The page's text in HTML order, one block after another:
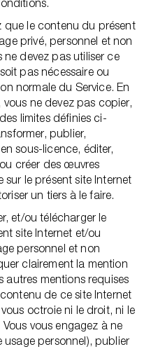
que le contenu du présent
privé, personnel et non
devez pas utiliser ce
pas nécessaire ou
normale du Service. En
vous ne devez pas copier,
limites définies ci-
publier,
sous-licence, éditer,
créer des œuvres
le présent site Internet
un tiers à le faire.
et/ou télécharger le
site Internet et/ou
personnel et non
clairement la mention
autres mentions requises
de ce site Internet
octroie ni le droit, ni le
vous engagez à ne
personnel), publier